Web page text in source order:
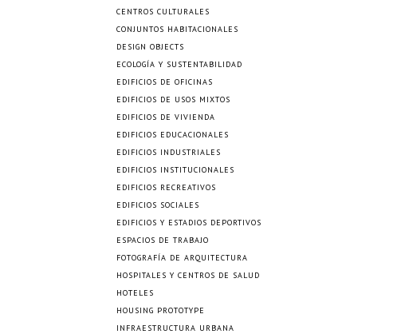
CENTROS CULTURALES
CONJUNTOS HABITACIONALES
DESIGN OBJECTS
ECOLOGÍA Y SUSTENTABILIDAD
EDIFICIOS DE OFICINAS
EDIFICIOS DE USOS MIXTOS
EDIFICIOS DE VIVIENDA
EDIFICIOS EDUCACIONALES
EDIFICIOS INDUSTRIALES
EDIFICIOS INSTITUCIONALES
EDIFICIOS RECREATIVOS
EDIFICIOS SOCIALES
EDIFICIOS Y ESTADIOS DEPORTIVOS
ESPACIOS DE TRABAJO
FOTOGRAFÍA DE ARQUITECTURA
HOSPITALES Y CENTROS DE SALUD
HOTELES
HOUSING PROTOTYPE
INFRAESTRUCTURA URBANA